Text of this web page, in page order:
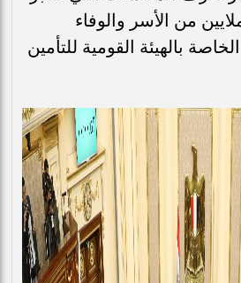
من الأسر والوفاء
بالهيئة القومية للتأمين